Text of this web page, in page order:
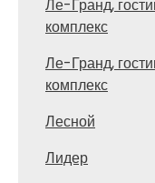
Ле-Гранд,
комплекс
Ле-Гранд,
комплекс
Лесной
Лидер